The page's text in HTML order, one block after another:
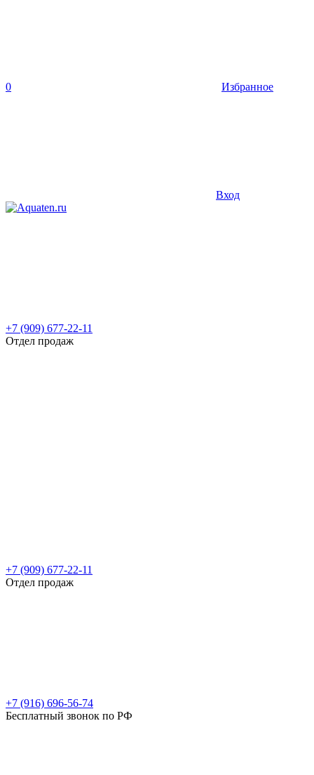
0 Избранное
Вход
+7 (909) 677-22-11
Отдел продаж
+7 (909) 677-22-11
Отдел продаж
+7 (916) 696-56-74
Бесплатный звонок по РФ